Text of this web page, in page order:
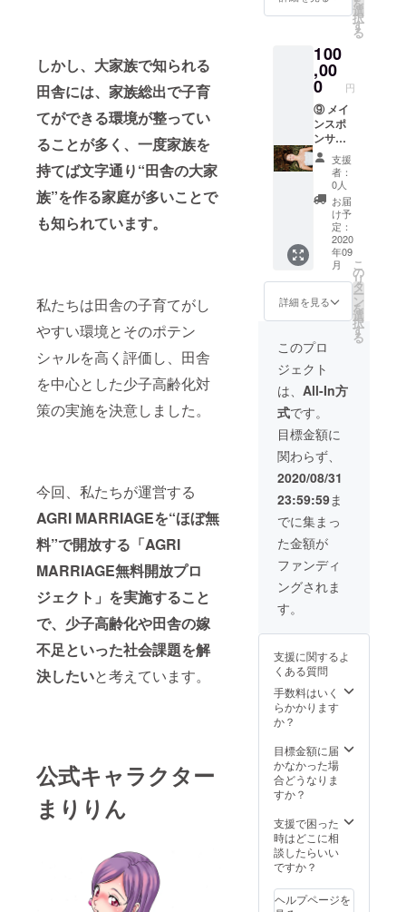
しかし、大家族で知られる
田舎には、家族総出で子育
てができる環境が整ってい
ることが多く、一度家族を
持てば文字通り“田舎の大家
族”を作る家庭が多いことで
も知られています。
私たちは田舎の子育てがし
やすい環境とそのポテン
シャルを高く評価し、田舎
を中心とした少子高齢化対
策の実施を決意しました。
今回、私たちが運営する
AGRI MARRIAGEを“ほぼ無
料”で開放する「AGRI
MARRIAGE無料開放プロ
ジェクト」を実施すること
で、少子高齢化や田舎の嫁
不足といった社会課題を解
決したいと考えています。
公式キャラクター
まりりん
月以
マガジ
ンを4回
発行致
しま
す。 ※9
月以
降、公
式キャ
ラク
ターの
ポスト
カード
を2枚郵
送致し
ます。
を上げ
たり
と）婚
活に役
立てて
貰おう
という
趣旨で
す。特
に掲載
期間の
期限は
設けて
おりま
せん。
※9月以
降、感
謝メッ
礼メー
りま
す。 ※9
降、
メール
マガジ
ンを4回
発行致
す。 ※9
月以
降、公
式キャ
ラク
ターの
ポスト
送致し
ます。
※9月以
降、
AGRI
MARRI
協賛者
クレ
ジット
を作成
し、そ
ちらに
お名前
させて
サイ
ト） ※9
月以
降、
AGRI
MARRI
AGEの
HP内に
ご支援
頂いた
企業の
（婚活
にまつ
わる）
サービ
スの広
告記事
を掲載
方自治
体が
「おら
が村」
を紹介
し、嫁
に来て
貰える
ような
コンテ
ンツを
作成す
るとい
う趣旨
です。
特に掲
載期間
の期限
ませ
ん。 ※9
月以
降、感
謝メッ
セー
ルを送
りま
す。 ※9
メール
マガジ
ンを4回
発行致
す。 ※9
ル ＋田
舎婚を
せるメ
ルマガ
（全4
回) ＋公
式キャ
ラク
ター
グッズ
（ポス
トカー
ド2枚）
＋協賛
企業
（団
体）ク
レジッ
ト掲載
（WEB
サイ
ト） ＋
インタ
ビュー
or広告
ページ
作成
（企
業・団
体） ※9
月以
降、地
方自治
体が独
自の婚
活イベ
ントを
開催す
る際に
「AGRI
共催」
打てる
権利で
す。当
然、サ
イト内
してい
る女性
に告知
をし、
ベント
に参加
して貰
えるよ
力で宣
伝させ
選
択
す
る
100
,00
0 円
⑨ メイ
ンスポ
ンサー
＋
①②③
⑤⑦⑧
＋応援
プラ
ン 感
謝メッ
セー
ジ・御
礼メー
ル ＋田
舎婚を
成功さ
せるメ
ルマガ
（全4
回) ＋公
式キャ
ラク
ター
グッズ
（ポス
トカー
ド2枚）
＋協賛
企業
（団
体）ク
レジッ
ト掲載
（WEB
インタ
or広告
ページ
作成
（企
業・団
コラボ
イベン
ト開催
権（企
体）
100,000
円 ※9月
以降、
MARRI
AGEの
支援
者：
0人
お届
け予
定：
2020
年09
月
詳細を見る
こ
の
リ
タ
ー
ン
を
選
択
す
る
このプロ
ジェクト
は、 All-In方
式です。
目標金額に
関わらず、
2020/08/31
23:59:59ま
でに集まっ
た金額が
ファンディ
ングされま
す。
支援に関するよ
くある質問
手数料はいく
らかかります
か？
目標金額に届
かなかった場
合どうなりま
すか？
支援で困った
時はどこに相
談したらいい
ですか？
ヘルプページを